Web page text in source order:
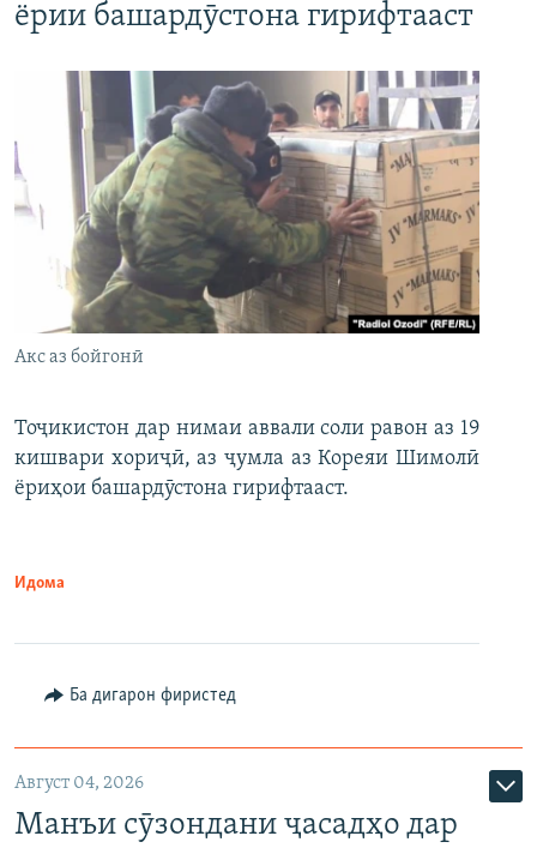
ёрии башардӯстона гирифтааст
Акс аз бойгонӣ
Тоҷикистон дар нимаи аввали соли равон аз 19
кишвари хориҷӣ, аз ҷумла аз Кореяи Шимолӣ
ёриҳои башардӯстона гирифтааст.
Идома
Ба дигарон фиристед
Август 04, 2026
Манъи сӯзондани ҷасадҳо дар